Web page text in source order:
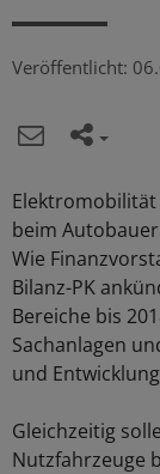
Veröffentlicht:
beim
Wie
Bilanz-PK
Bereiche bis
Sachanlagen
und
Gleichzeitig
Nutzfahrzeuge